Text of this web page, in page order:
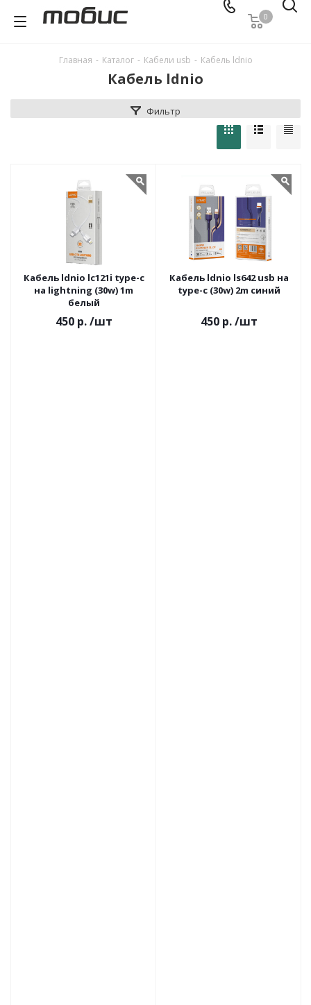
0
Главная - Каталог - Кабели usb - Кабель ldnio
Кабель ldnio
Фильтр
Кабель ldnio lc121i type-c
на lightning (30w) 1m
белый
450 р. /шт
Кабель ldnio ls642 usb на
type-c (30w) 2m синий
450 р. /шт